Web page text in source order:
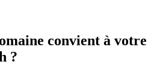
convient à votre
?